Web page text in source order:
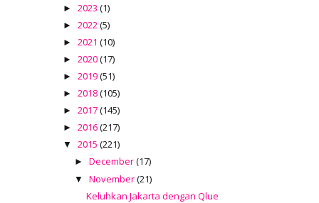
►2023(1)
►2022(5)
►2021(10)
►2020(17)
►2019(51)
►2018(105)
►2017(145)
►2016(217)
▼2015(221)
► December(17)
▼ November(21)
Keluhkan Jakarta dengan Qlue